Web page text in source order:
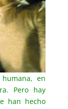
en
Pero hay
han hecho